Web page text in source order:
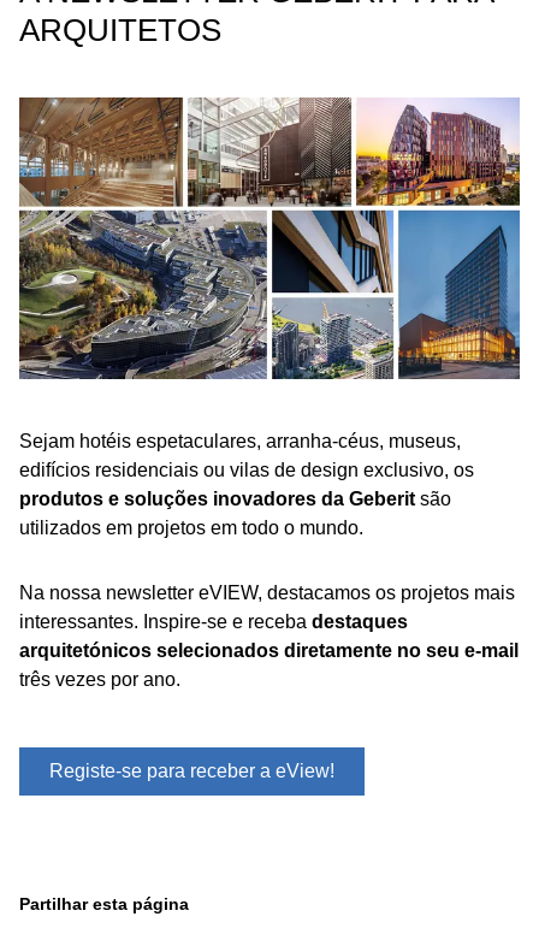
ARQUITETOS
Sejam hotéis espetaculares, arranha-céus, museus,
edifícios residenciais ou vilas de design exclusivo, os
produtos e soluções inovadores da Geberit são
utilizados em projetos em todo o mundo.
Na nossa newsletter eVIEW, destacamos os projetos mais
interessantes. Inspire-se e receba destaques
arquitetónicos selecionados diretamente no seu e-mail
três vezes por ano.
Registe-se para receber a eView!
Partilhar esta página